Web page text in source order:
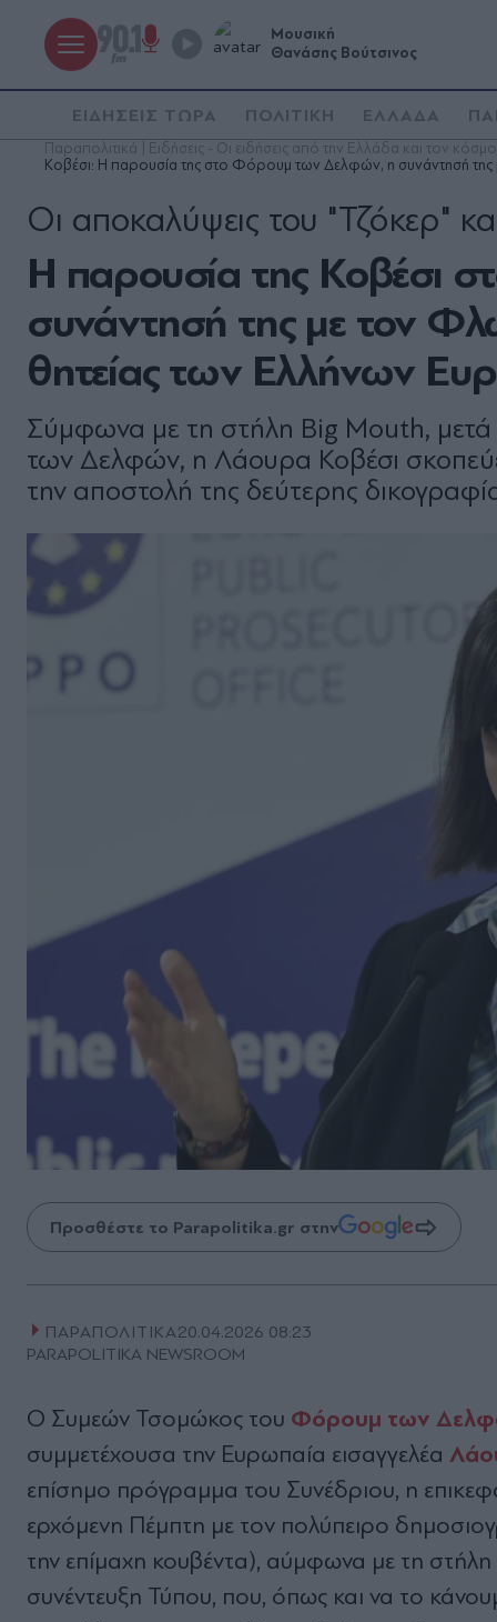
Μουσική
Θανάσης Βούτσινος
ΕΙΔΗΣΕΙΣ ΤΩΡΑ ΠΟΛΙΤΙΚΗ ΕΛΛΑΔΑ
Παραπολιτικά | Ειδήσεις - Οι ειδήσεις από την Ελλάδα και τον κόσμο
Κοβέσι: Η παρουσία της στο Φόρουμ των Δελφών, η συνάντησή
Η παρουσία της Κοβέσι
συνάντησή της με τον
θητείας των Ελλήνων
Οι αποκαλύψεις του "Τζόκερ"
Σύμφωνα με τη στήλη Big Mouth,
των Δελφών, η Λάουρα Κοβέσι
την αποστολή της δεύτερης
Προσθέστε το Parapolitika.gr στην
ΠΑΡΑΠΟΛΙΤΙΚΑ20.04.2026 08:23
PARAPOLITIKA NEWSROOM
Ο Συμεών Τσομώκος του Φόρουμ των
συμμετέχουσα την Ευρωπαία εισαγγελέα
επίσημο πρόγραμμα του Συνέδριου, η
ερχόμενη Πέμπτη με τον πολύπειρο
την επίμαχη κουβέντα), αύμφωνα με τη στήλη
συνέντευξη Τύπου, που, όπως και να το